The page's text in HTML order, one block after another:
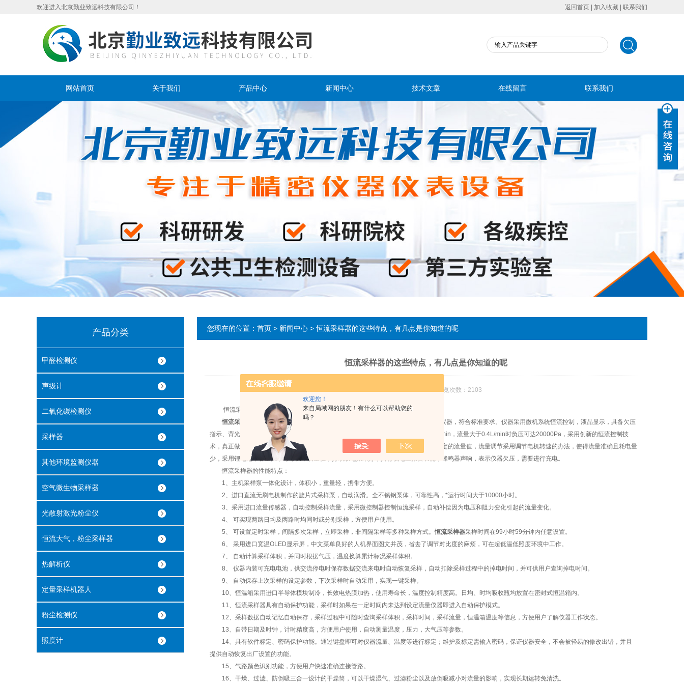
欢迎您！
来自局域网的朋友！有什么可以帮助您的
吗？
欢迎进入北京勤业致远科技有限公司！ 返回首页 加入收藏 联系我们
网站首页 关于我们 产品中心 新闻中心 技术文章 在线留言 联系我们
产品分类
甲醛检测仪
声级计
二氧化碳检测仪
采样器
其他环境监测仪器
空气微生物采样器
光散射激光粉尘仪
恒流大气，粉尘采样器
热解析仪
定量采样机器人
粉尘检测仪
照度计
您现在的位置： 首页 > 新闻中心 > 恒流采样器的这些特点，有几点是你知道的呢
恒流采样器的这些特点，有几点是你知道的呢
发布日期：2019-04-16 浏览次数：2103
恒流采样器的这些特点，有几点是你知道的呢
恒流采样器
是对建筑工程室内空气中的甲醛、氨、苯、TVOC等污染物进行采样的仪器，符合标准要求。仪器采用微机系统恒流控制，液晶显示，具备欠压
指示、背光点亮、暂停功能。具有*负载能力，可以在10000Pa负压下流量不小于0.6L/min，流量大于0.4L/min时负压可达20000Pa，采用创新的恒流控制技
术，真正做到显示的流量即为实际流量，使得恒流采样器在采用时间内始终运行在所设定的流量值，流量调节采用调节电机转速的办法，使得流量准确且耗电量
少，采用锂电池，容量大，寿命长，质量轻，持续放电效果好，具有低电压报警功能，蜂鸣器声响，表示仪器欠压，需要进行充电。
恒流采样器的性能特点：
1、主机采样泵一体化设计，体积小，重量轻，携带方便。
2、进口直流无刷电机制作的旋片式采样泵，自动润滑。全不锈钢泵体，可靠性高，*运行时间大于10000小时。
3、采用进口流量传感器，自动控制采样流量，采用微控制器控制恒流采样，自动补偿因为电压和阻力变化引起的流量变化。
4、 可实现两路日均及两路时均同时或分别采样，方便用户使用。
5、 可设置定时采样，间隔多次采样，立即采样，非间隔采样等多种采样方式。恒流采样器采样时间在99小时59分钟内任意设置。
6、 采用进口宽温OLED显示屏，中文菜单良好的人机界面图文并茂，省去了调节对比度的麻烦，可在超低温低照度环境中工作。
7、 自动计算采样体积，并同时根据气压，温度换算累计标况采样体积。
8、 仪器内装可充电电池，供交流停电时保存数据交流来电时自动恢复采样，自动扣除采样过程中的掉电时间，并可供用户查询掉电时间。
9、 自动保存上次采样的设定参数，下次采样时自动采用，实现一键采样。
10、恒温箱采用进口半导体模块制冷，长效电热膜加热，使用寿命长，温度控制精度高。日均、时均吸收瓶均放置在密封式恒温箱内。
11、恒流采样器具有自动保护功能，采样时如果在一定时间内未达到设定流量仪器即进入自动保护模式。
12、采样数据自动记忆自动保存，采样过程中可随时查询采样体积，采样时间，采样流量，恒温箱温度等信息，方便用户了解仪器工作状态。
13、自带日期及时钟，计时精度高，方便用户使用，自动测量温度，压力，大气压等参数。
14、具有软件标定、密码保护功能。通过键盘即可对仪器流量、温度等进行标定；维护及标定需输入密码，保证仪器安全，不会被轻易的修改出错，并且
提供自动恢复出厂设置的功能。
15、气路颜色识别功能，方便用户快速准确连接管路。
16、干燥、过滤、防倒吸三合一设计的干燥筒，可以干燥湿气、过滤粉尘以及放倒吸减小对流量的影响，实现长期运转免清洗。